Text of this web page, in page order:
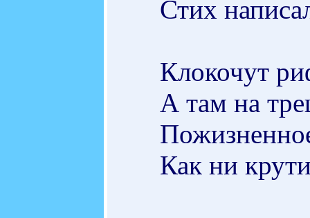
Стих
Клокочут
А там на
Как ни